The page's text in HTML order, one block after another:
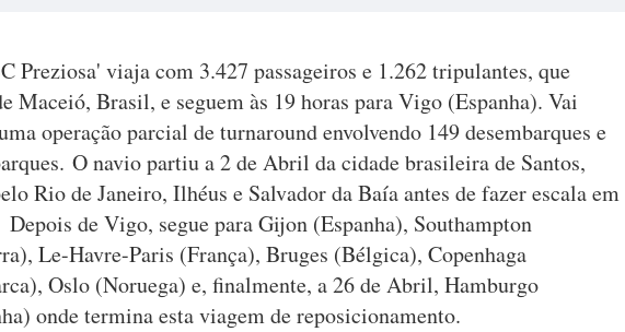
Preziosa' viaja com 3.427 passageiros e 1.262 tripulantes, que
Maceió, Brasil, e seguem às 19 horas para Vigo (Espanha). Vai
operação parcial de turnaround envolvendo 149 desembarques e
O navio partiu a 2 de Abril da cidade brasileira de Santos,
Rio de Janeiro, Ilhéus e Salvador da Baía antes de fazer escala em
de Vigo, segue para Gijon (Espanha), Southampton
Le-Havre-Paris (França), Bruges (Bélgica), Copenhaga
Oslo (Noruega) e, finalmente, a 26 de Abril, Hamburgo
onde termina esta viagem de reposicionamento.